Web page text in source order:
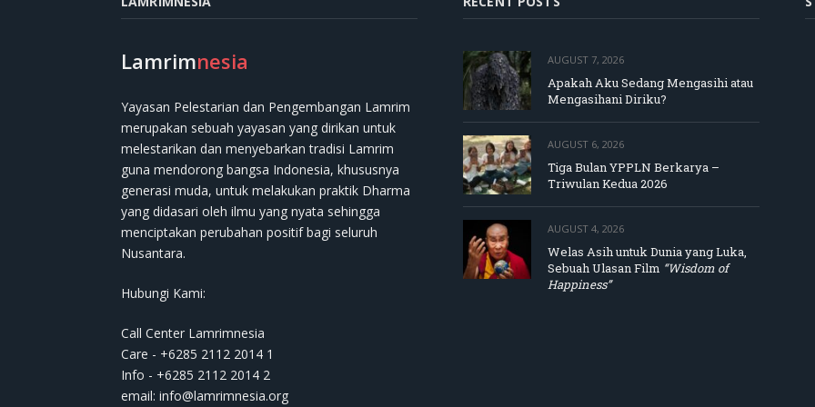
Lamrimnesia
Yayasan Pelestarian dan Pengembangan Lamrim
merupakan sebuah yayasan yang dirikan untuk
melestarikan dan menyebarkan tradisi Lamrim
guna mendorong bangsa Indonesia, khususnya
generasi muda, untuk melakukan praktik Dharma
yang didasari oleh ilmu yang nyata sehingga
menciptakan perubahan positif bagi seluruh
Nusantara.
Hubungi Kami:
Call Center Lamrimnesia
Care - +6285 2112 2014 1
Info - +6285 2112 2014 2
email: info@lamrimnesia.org
AUGUST 7, 2026
Apakah Aku Sedang Mengasihi atau
Mengasihani Diriku?
AUGUST 6, 2026
Tiga Bulan YPPLN Berkarya –
Triwulan Kedua 2026
AUGUST 4, 2026
Welas Asih untuk Dunia yang Luka,
Sebuah Ulasan Film “Wisdom of
Happiness”